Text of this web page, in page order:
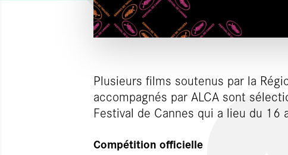
Plusieurs films soutenus par la
accompagnés par ALCA sont
Festival de Cannes qui a lieu du 16
Compétition officielle